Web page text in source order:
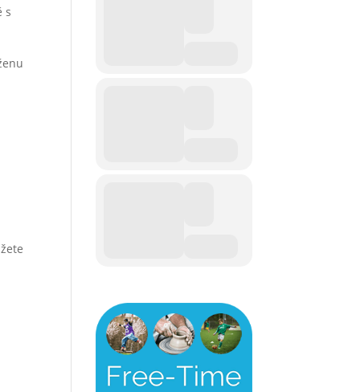
s